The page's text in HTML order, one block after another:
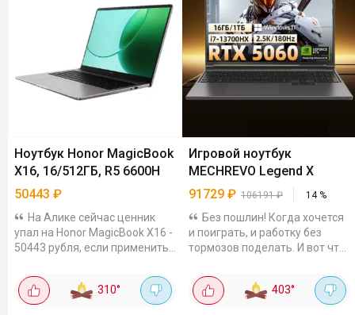
Ноутбук Honor MagicBook
X16, 16/512ГБ, R5 6600H
50443 ₽
На Алике сейчас ценник
упал на Honor MagicBook X16 -
50443 рубля, если применить
дюймов, но рамки тонкие.
Картинка четкая, 1920 на
1200, плюс соотношение 16:10
310°
Игровой ноутбук
MECHREVO Legend X
91729 ₽ 106191₽ 14%
Без пошлин! Когда хочется
и поиграть, и работку без
тормозов поделать. И вот что
Процессор Intel Core i7-13700H
(16 ядер, до 5.3 ГГц)Один из
самых мощных. Для...
403°